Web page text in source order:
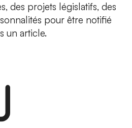
des projets législatifs, des
pour être notifié
un article.